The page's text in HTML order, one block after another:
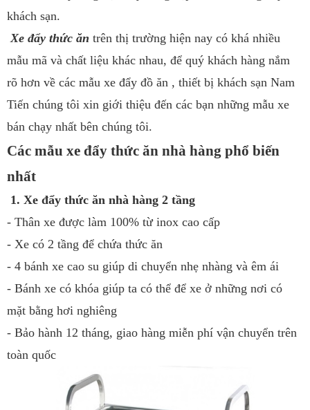
khách sạn.
Xe đẩy thức ăn trên thị trường hiện nay có khá nhiều
mẫu mã và chất liệu khác nhau, để quý khách hàng nắm
rõ hơn về các mẫu xe đẩy đồ ăn , thiết bị khách sạn Nam
Tiến chúng tôi xin giới thiệu đến các bạn những mẫu xe
bán chạy nhất bên chúng tôi.
Các mẫu xe đẩy thức ăn nhà hàng phổ biến
nhất
1. Xe đẩy thức ăn nhà hàng 2 tầng
- Thân xe được làm 100% từ inox cao cấp
- Xe có 2 tầng để chứa thức ăn
- 4 bánh xe cao su giúp di chuyển nhẹ nhàng và êm ái
- Bánh xe có khóa giúp ta có thể để xe ở những nơi có
mặt bằng hơi nghiêng
- Bảo hành 12 tháng, giao hàng miễn phí vận chuyển trên
toàn quốc